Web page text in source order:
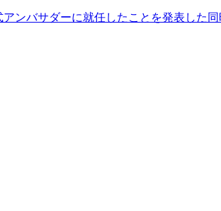
ンバサダーに就任したことを発表した